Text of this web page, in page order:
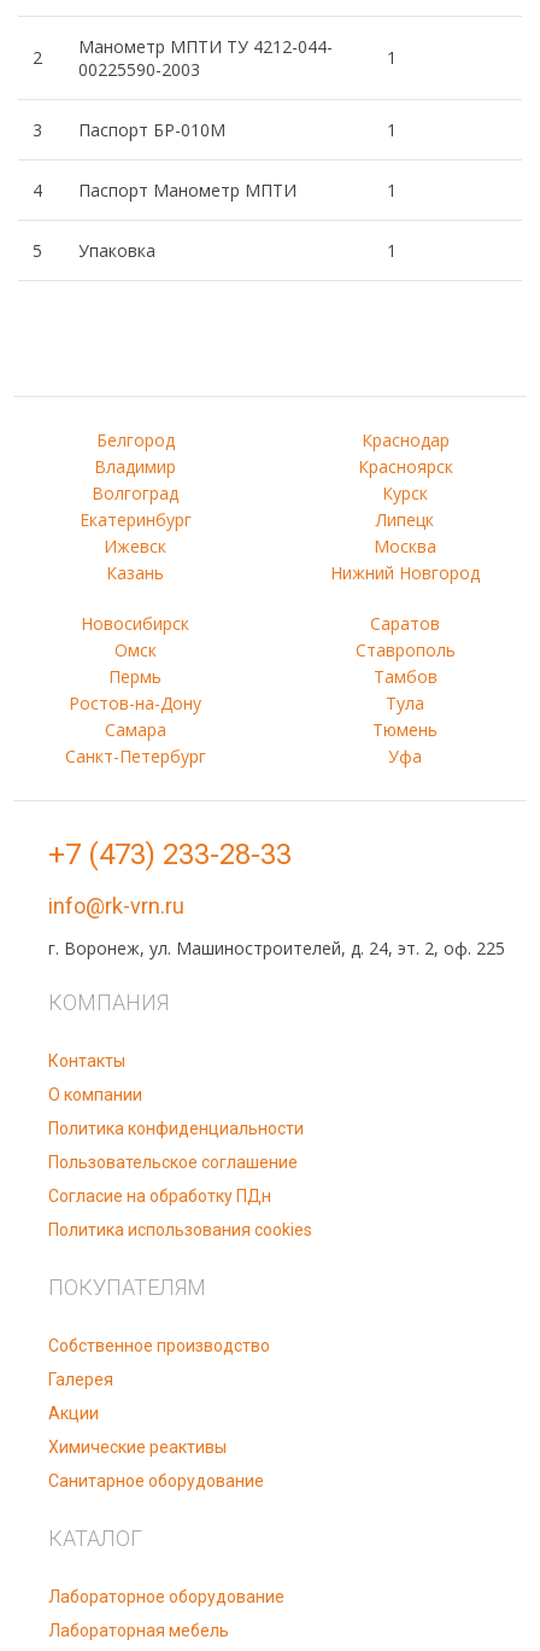
2
Манометр МПТИ ТУ 4212-044-
00225590-2003
1
3 Паспорт БР-010М 1
4 Паспорт Манометр МПТИ 1
5 Упаковка 1
Белгород
Владимир
Волгоград
Екатеринбург
Ижевск
Казань
Краснодар
Красноярск
Курск
Липецк
Москва
Нижний Новгород
Новосибирск
Омск
Пермь
Ростов-на-Дону
Самара
Санкт-Петербург
Саратов
Ставрополь
Тамбов
Тула
Тюмень
Уфа
+7 (473) 233-28-33
info@rk-vrn.ru
г. Воронеж, ул. Машиностроителей, д. 24, эт. 2, оф. 225
КОМПАНИЯ
Контакты
О компании
Политика конфиденциальности
Пользовательское соглашение
Согласие на обработку ПДн
Политика использования cookies
ПОКУПАТЕЛЯМ
Собственное производство
Галерея
Акции
Химические реактивы
Санитарное оборудование
КАТАЛОГ
Лабораторное оборудование
Лабораторная мебель